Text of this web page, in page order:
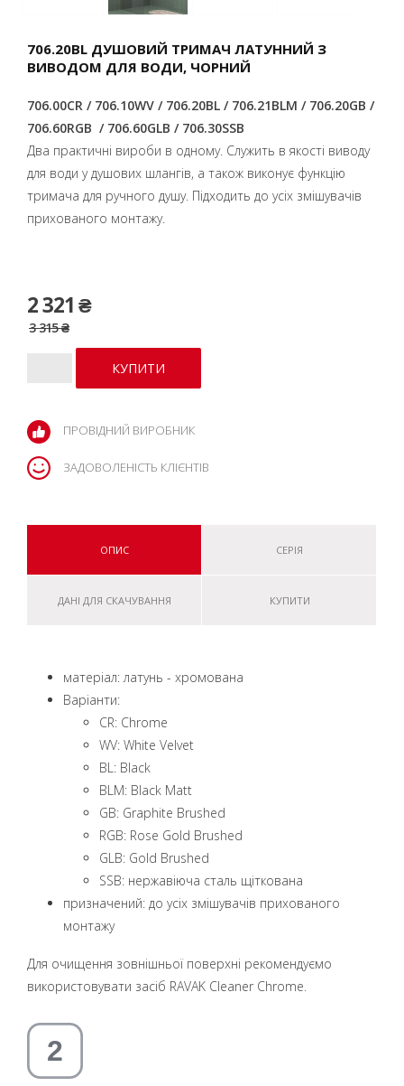
706.20BL ДУШОВИЙ ТРИМАЧ ЛАТУННИЙ З
ВИВОДОМ ДЛЯ ВОДИ, ЧОРНИЙ
706.00CR / 706.10WV / 706.20BL / 706.21BLM / 706.20GB /
706.60RGB / 706.60GLB / 706.30SSB
Два практичні вироби в одному. Служить в якості виводу
для води у душових шлангів, а також виконує функцію
тримача для ручного душу. Підходить до усіх змішувачів
прихованого монтажу.
2 321 ₴
3 315 ₴
ПРОВІДНИЙ ВИРОБНИК
ЗАДОВОЛЕНІСТЬ КЛІЄНТІВ
ОПИС СЕРІЯ
ДАНІ ДЛЯ СКАЧУВАННЯ КУПИТИ
матеріал: латунь - хромована
Варіанти:
CR: Chrome
WV: White Velvet
BL: Black
BLM: Black Matt
GB: Graphite Brushed
RGB: Rose Gold Brushed
GLB: Gold Brushed
SSB: нержавіюча сталь щіткована
призначений: до усіх змішувачів прихованого
монтажу
Для очищення зовнішньої поверхні рекомендуємо
використовувати засіб RAVAK Cleaner Chrome.